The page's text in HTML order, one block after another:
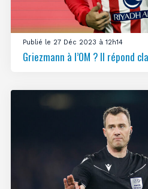
Publié le 27 Déc 2023 à 12h14
Griezmann à l’OM ? Il répond